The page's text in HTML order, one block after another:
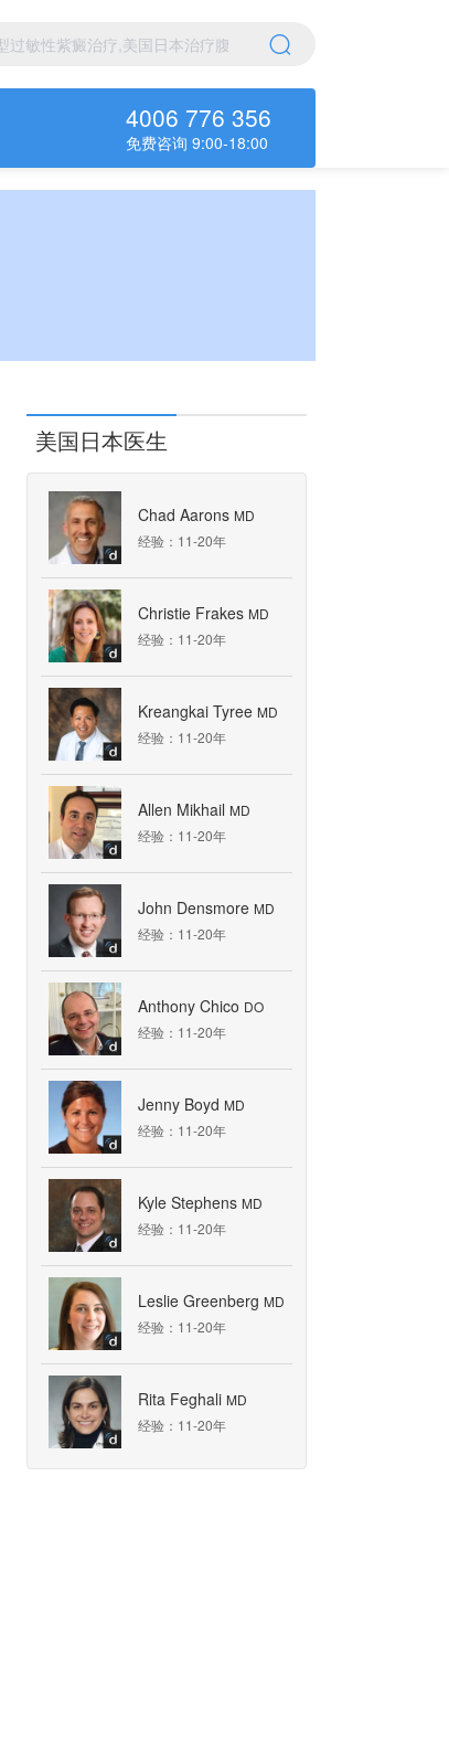
4006 776 356
免费咨询 9:00-18:00
美国日本医生
Chad Aarons MD
经验：11-20年
Christie Frakes MD
经验：11-20年
Kreangkai Tyree MD
经验：11-20年
Allen Mikhail MD
经验：11-20年
John Densmore MD
经验：11-20年
Anthony Chico DO
经验：11-20年
Jenny Boyd MD
经验：11-20年
Kyle Stephens MD
经验：11-20年
Leslie Greenberg MD
经验：11-20年
Rita Feghali MD
经验：11-20年